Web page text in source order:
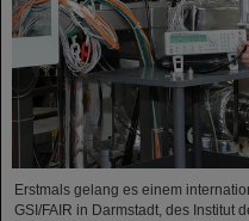
Erstmals gelang es einem
GSI/FAIR in Darmstadt, des Institut